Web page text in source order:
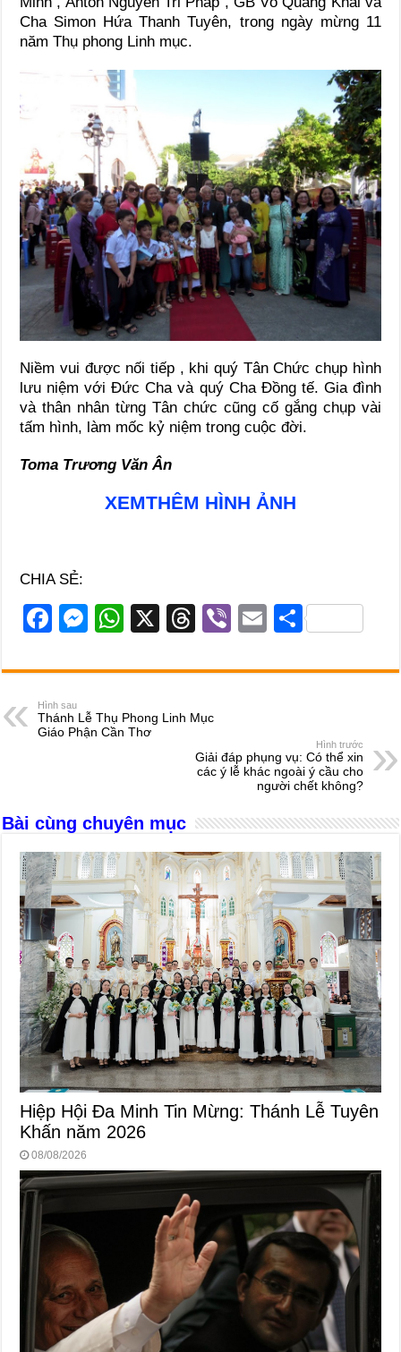
Cha Simon Hứa Thanh Tuyên, trong ngày mừng 11
năm Thụ phong Linh mục.
Niềm vui được nối tiếp , khi quý Tân Chức chụp hình
lưu niệm với Đức Cha và quý Cha Đồng tế. Gia đình
và thân nhân từng Tân chức cũng cố gắng chụp vài
tấm hình, làm mốc kỷ niệm trong cuộc đời.
Toma Trương Văn Ân
XEMTHÊM HÌNH ẢNH
CHIA SẺ:
F
c
e
b
k
M
ss
e
n
W
at
A
X
T
e
d
s
Vi
er
E
ail
S
ar
Hình sau
Thánh Lễ Thụ Phong Linh Mục
Giáo Phận Cần Thơ
Hình trước
Giải đáp phụng vụ: Có thể xin
các ý lễ khác ngoài ý cầu cho
người chết không?
Bài cùng chuyên mục
Hiệp Hội Đa Minh Tin Mừng: Thánh Lễ Tuyên
Khấn năm 2026
08/08/2026